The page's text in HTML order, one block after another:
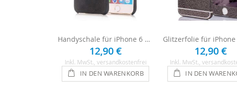
Handyschale für iPhone 6 Plus / 6s Plus - Schwarz
12,90 €
Inkl. MwSt. , versandkostenfrei
IN DEN WARENKORB
12,90 €
Inkl. MwSt. ,
IN DEN